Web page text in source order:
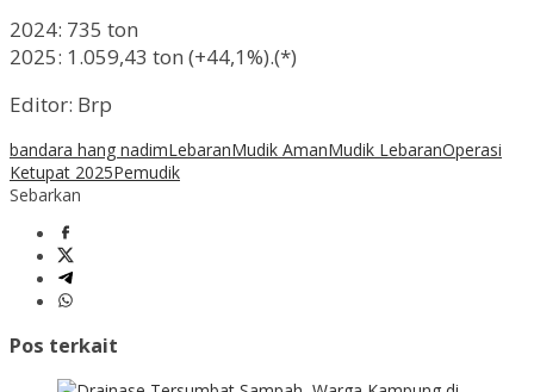
2024: 735 ton
2025: 1.059,43 ton (+44,1%).(*)
Editor: Brp
bandara hang nadimLebaranMudik AmanMudik LebaranOperasi
Ketupat 2025Pemudik
Sebarkan
Pos terkait